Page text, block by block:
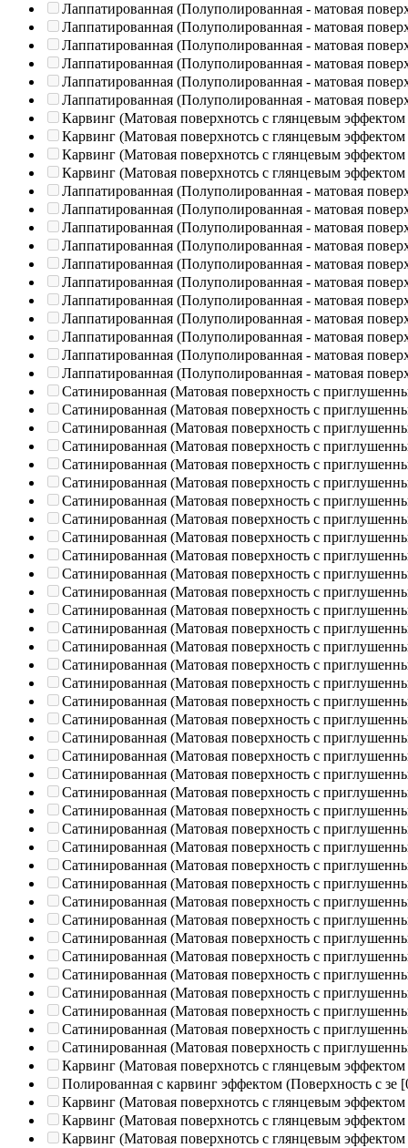
Лаппатированная (Полуполированная - матовая
Лаппатированная (Полуполированная - матовая
Лаппатированная (Полуполированная - матовая
Лаппатированная (Полуполированная - матовая
Лаппатированная (Полуполированная - матовая
Лаппатированная (Полуполированная - матовая
Карвинг (Матовая поверхнотсь с глянцевым эффектом
Карвинг (Матовая поверхнотсь с глянцевым эффектом
Карвинг (Матовая поверхнотсь с глянцевым эффектом
Карвинг (Матовая поверхнотсь с глянцевым эффектом
Лаппатированная (Полуполированная - матовая
Лаппатированная (Полуполированная - матовая
Лаппатированная (Полуполированная - матовая
Лаппатированная (Полуполированная - матовая
Лаппатированная (Полуполированная - матовая
Лаппатированная (Полуполированная - матовая
Лаппатированная (Полуполированная - матовая
Лаппатированная (Полуполированная - матовая
Лаппатированная (Полуполированная - матовая
Лаппатированная (Полуполированная - матовая
Лаппатированная (Полуполированная - матовая
Сатинированная (Матовая поверхность с
Сатинированная (Матовая поверхность с
Сатинированная (Матовая поверхность с
Сатинированная (Матовая поверхность с
Сатинированная (Матовая поверхность с
Сатинированная (Матовая поверхность с
Сатинированная (Матовая поверхность с
Сатинированная (Матовая поверхность с
Сатинированная (Матовая поверхность с
Сатинированная (Матовая поверхность с
Сатинированная (Матовая поверхность с
Сатинированная (Матовая поверхность с
Сатинированная (Матовая поверхность с
Сатинированная (Матовая поверхность с
Сатинированная (Матовая поверхность с
Сатинированная (Матовая поверхность с
Сатинированная (Матовая поверхность с
Сатинированная (Матовая поверхность с
Сатинированная (Матовая поверхность с
Сатинированная (Матовая поверхность с
Сатинированная (Матовая поверхность с
Сатинированная (Матовая поверхность с
Сатинированная (Матовая поверхность с
Сатинированная (Матовая поверхность с
Сатинированная (Матовая поверхность с
Сатинированная (Матовая поверхность с
Сатинированная (Матовая поверхность с
Сатинированная (Матовая поверхность с
Сатинированная (Матовая поверхность с
Сатинированная (Матовая поверхность с
Сатинированная (Матовая поверхность с
Сатинированная (Матовая поверхность с
Сатинированная (Матовая поверхность с
Сатинированная (Матовая поверхность с
Сатинированная (Матовая поверхность с
Сатинированная (Матовая поверхность с
Сатинированная (Матовая поверхность с
Карвинг (Матовая поверхнотсь с глянцевым эффектом
Полированная c карвинг эффектом (Поверхность с зе
Карвинг (Матовая поверхнотсь с глянцевым эффектом
Карвинг (Матовая поверхнотсь с глянцевым эффектом
Карвинг (Матовая поверхнотсь с глянцевым эффектом